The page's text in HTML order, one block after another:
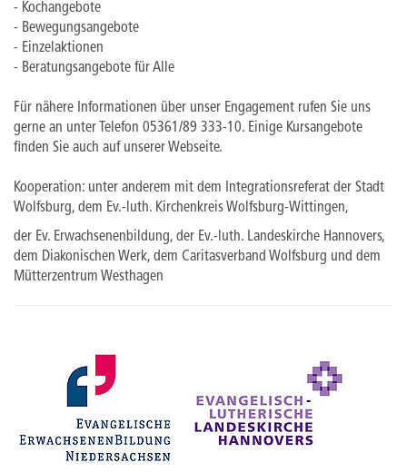
- Kochangebote
- Bewegungsangebote
- Einzelaktionen
- Beratungsangebote für Alle
Für nähere Informationen über unser Engagement rufen Sie uns
gerne an unter Telefon 05361/89 333-10. Einige Kursangebote
finden Sie auch auf unserer Webseite.
Kooperation: unter anderem mit dem Integrationsreferat der Stadt
Wolfsburg, dem Ev.-luth. Kirchenkreis Wolfsburg-Wittingen,
der Ev. Erwachsenenbildung, der Ev.-luth. Landeskirche Hannovers,
dem Diakonischen Werk, dem Caritasverband Wolfsburg und dem
Mütterzentrum Westhagen